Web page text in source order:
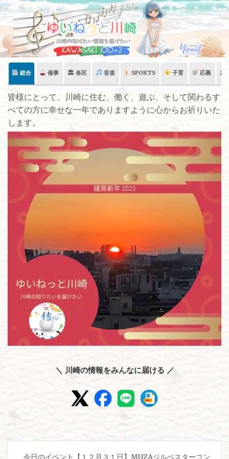
Skip
content
総合 催事 🏛 各区 音楽 SPORTS 子育 応募 🏛
皆様にとって、川崎に住む、働く、遊ぶ、そして関わるす
べての方に幸せな一年でありますように心からお祈りいた
します。
＼ 川崎の情報をみんなに届ける ／
今日のイベント【１２月３１日】MUZAジルベスターコン